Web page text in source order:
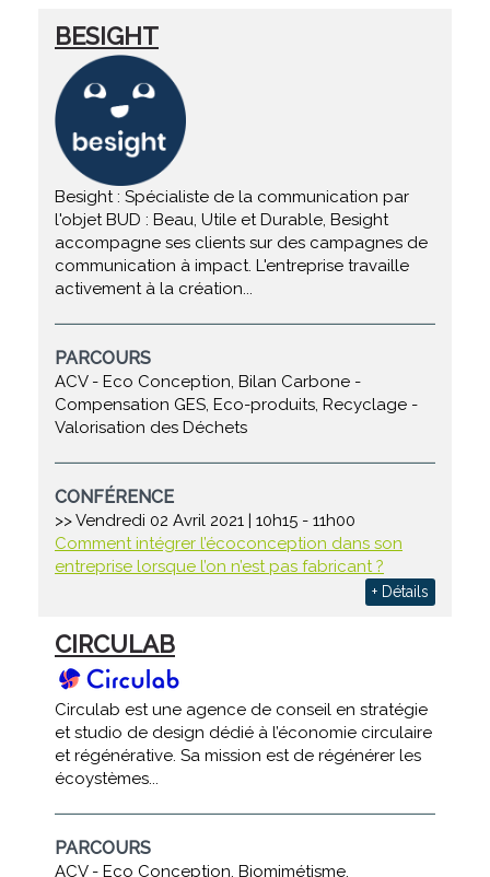
BESIGHT
Besight : Spécialiste de la communication par
l'objet BUD : Beau, Utile et Durable, Besight
accompagne ses clients sur des campagnes de
communication à impact. L'entreprise travaille
activement à la création...
PARCOURS
ACV - Eco Conception, Bilan Carbone -
Compensation GES, Eco-produits, Recyclage -
Valorisation des Déchets
CONFÉRENCE
>> Vendredi 02 Avril 2021 | 10h15 - 11h00
Comment intégrer l’écoconception dans son
entreprise lorsque l’on n’est pas fabricant ?
+ Détails
CIRCULAB
Circulab est une agence de conseil en stratégie
et studio de design dédié à l’économie circulaire
et régénérative. Sa mission est de régénérer les
écoystèmes...
PARCOURS
ACV - Eco Conception, Biomimétisme,